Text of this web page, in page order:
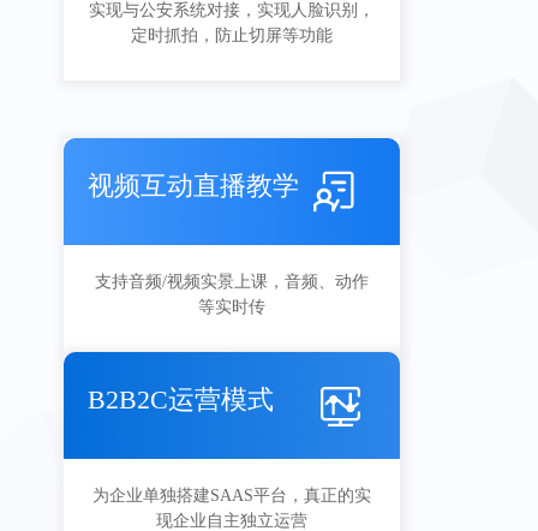
实现与公安系统对接，实现人脸识别，
定时抓拍，防止切屏等功能
视频互动直播教学
支持音频/视频实景上课，音频、动作
等实时传
B2B2C运营模式
为企业单独搭建SAAS平台，真正的实
现企业自主独立运营